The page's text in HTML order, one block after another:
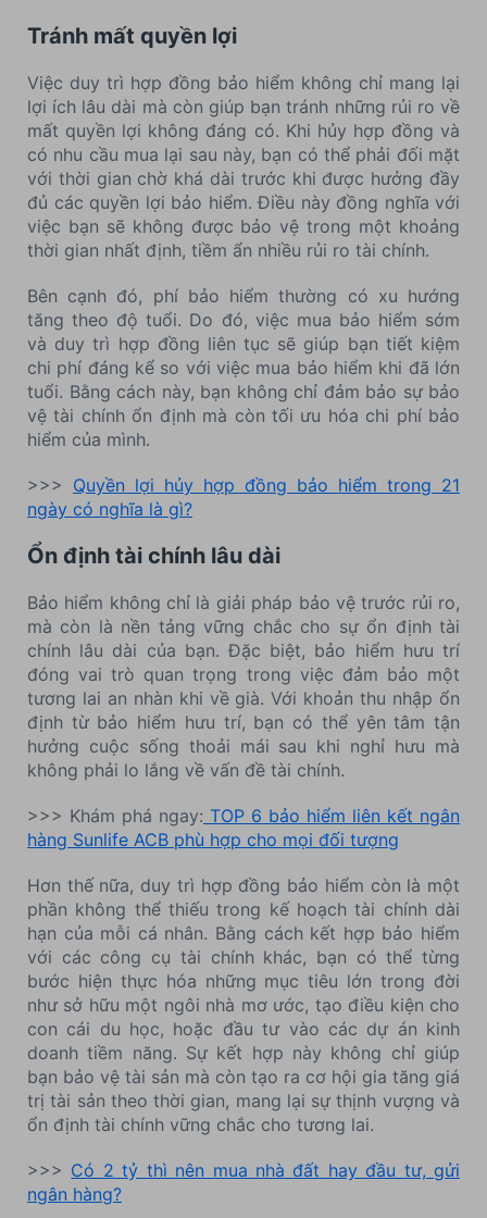
Tránh mất quyền lợi
Việc duy trì hợp đồng bảo hiểm không chỉ mang lại
lợi ích lâu dài mà còn giúp bạn tránh những rủi ro về
mất quyền lợi không đáng có. Khi hủy hợp đồng và
có nhu cầu mua lại sau này, bạn có thể phải đối mặt
với thời gian chờ khá dài trước khi được hưởng đầy
đủ các quyền lợi bảo hiểm. Điều này đồng nghĩa với
việc bạn sẽ không được bảo vệ trong một khoảng
thời gian nhất định, tiềm ẩn nhiều rủi ro tài chính.
Bên cạnh đó, phí bảo hiểm thường có xu hướng
tăng theo độ tuổi. Do đó, việc mua bảo hiểm sớm
và duy trì hợp đồng liên tục sẽ giúp bạn tiết kiệm
chi phí đáng kể so với việc mua bảo hiểm khi đã lớn
tuổi. Bằng cách này, bạn không chỉ đảm bảo sự bảo
vệ tài chính ổn định mà còn tối ưu hóa chi phí bảo
hiểm của mình.
>>> Quyền lợi hủy hợp đồng bảo hiểm trong 21
ngày có nghĩa là gì?
Ổn định tài chính lâu dài
Bảo hiểm không chỉ là giải pháp bảo vệ trước rủi ro,
mà còn là nền tảng vững chắc cho sự ổn định tài
chính lâu dài của bạn. Đặc biệt, bảo hiểm hưu trí
đóng vai trò quan trọng trong việc đảm bảo một
tương lai an nhàn khi về già. Với khoản thu nhập ổn
định từ bảo hiểm hưu trí, bạn có thể yên tâm tận
hưởng cuộc sống thoải mái sau khi nghỉ hưu mà
không phải lo lắng về vấn đề tài chính.
>>> Khám phá ngay: TOP 6 bảo hiểm liên kết ngân
hàng Sunlife ACB phù hợp cho mọi đối tượng
Hơn thế nữa, duy trì hợp đồng bảo hiểm còn là một
phần không thể thiếu trong kế hoạch tài chính dài
hạn của mỗi cá nhân. Bằng cách kết hợp bảo hiểm
với các công cụ tài chính khác, bạn có thể từng
bước hiện thực hóa những mục tiêu lớn trong đời
như sở hữu một ngôi nhà mơ ước, tạo điều kiện cho
con cái du học, hoặc đầu tư vào các dự án kinh
doanh tiềm năng. Sự kết hợp này không chỉ giúp
bạn bảo vệ tài sản mà còn tạo ra cơ hội gia tăng giá
trị tài sản theo thời gian, mang lại sự thịnh vượng và
ổn định tài chính vững chắc cho tương lai.
>>> Có 2 tỷ thì nên mua nhà đất hay đầu tư, gửi
ngân hàng?